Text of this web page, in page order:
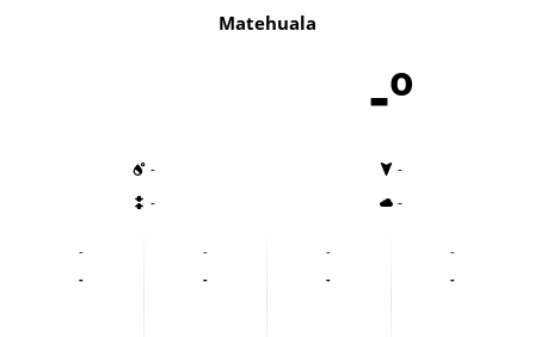
Matehuala
-º
-
-
-
-
-
-
-
-
-
-
-
-